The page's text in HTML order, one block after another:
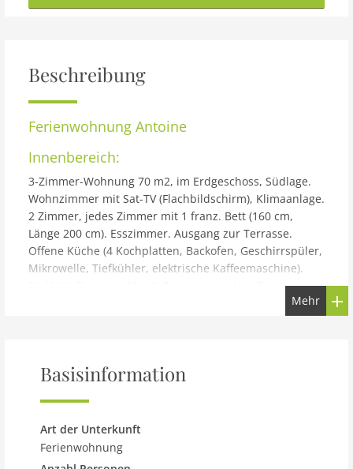
Beschreibung
Ferienwohnung Antoine
Innenbereich:
3-Zimmer-Wohnung 70 m2, im Erdgeschoss, Südlage.
Wohnzimmer mit Sat-TV (Flachbildschirm), Klimaanlage.
2 Zimmer, jedes Zimmer mit 1 franz. Bett (160 cm,
Länge 200 cm). Esszimmer. Ausgang zur Terrasse.
Offene Küche (4 Kochplatten, Backofen, Geschirrspüler,
Mikrowelle, Tiefkühler, elektrische Kaffeemaschine).
Gebäude und Außenbereich:
Dreifamilienhaus Antoine. 700 m vom Zentrum von
Marina, ruhige, sonnige, erhöhte Lage, 360 m vom
Grundstück 500 m2 (eingezäunt), Schwimmbad eckig (6
x 3 m, 150 cm tief, saisonale Verfügbarkeit: 01.Jun. -
Mehr
Basisinformation
Art der Unterkunft
Ferienwohnung